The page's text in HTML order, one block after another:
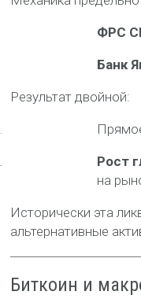
ФРС
Банк
Результат двойной:
Рост
на
Исторически эта
альтернативные
Биткоин и